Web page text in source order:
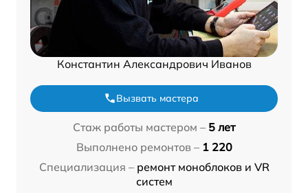
Константин Александрович Иванов
Вызвать мастера
Стаж работы мастером – 5 лет
Выполнено ремонтов – 1 220
Специализация – ремонт моноблоков и VR
систем